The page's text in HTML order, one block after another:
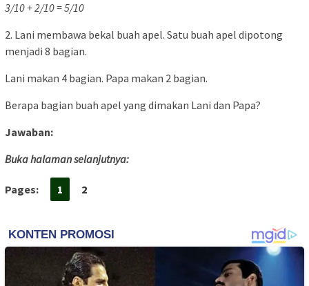
3/10 + 2/10 = 5/10
2. Lani membawa bekal buah apel. Satu buah apel dipotong
menjadi 8 bagian.
Lani makan 4 bagian. Papa makan 2 bagian.
Berapa bagian buah apel yang dimakan Lani dan Papa?
Jawaban:
Buka halaman selanjutnya:
Pages: 1 2